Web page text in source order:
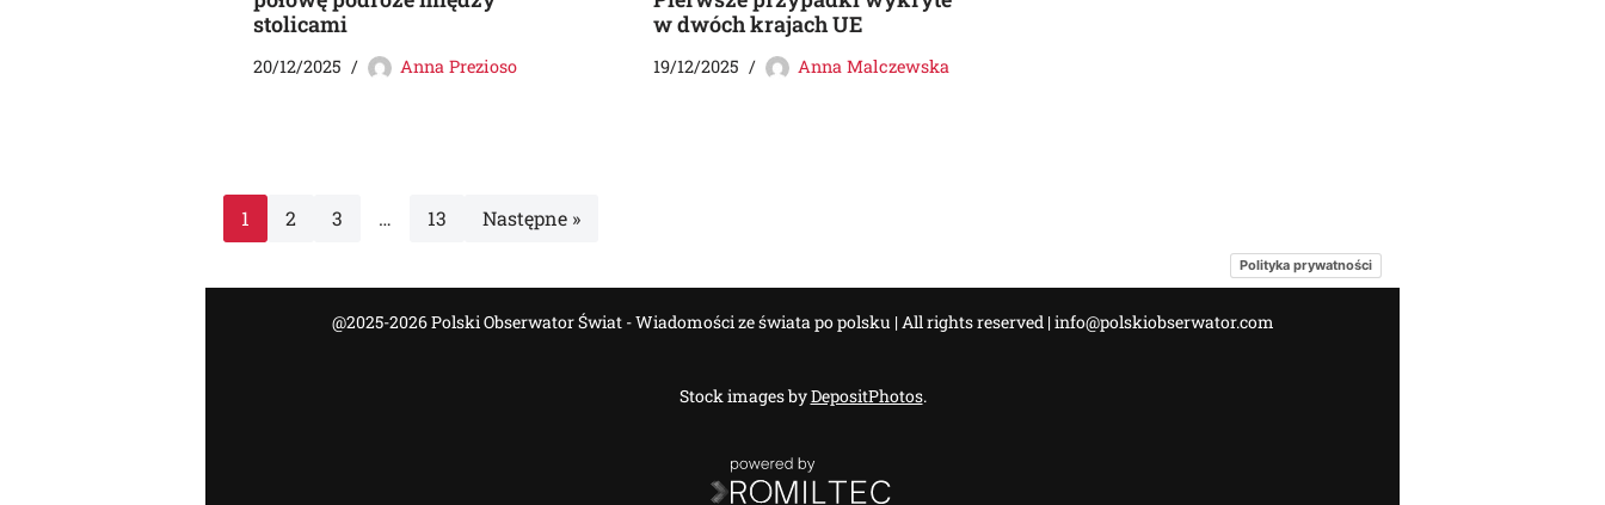
stolicami
20/12/2025 Anna Prezioso
w dwóch krajach UE
19/12/2025 Anna Malczewska
1 2 3 … 13 Następne »
Polityka prywatności
@2025-2026 Polski Obserwator Świat - Wiadomości ze świata po polsku | All rights reserved | info@polskiobserwator.com
Stock images byDepositPhotos.